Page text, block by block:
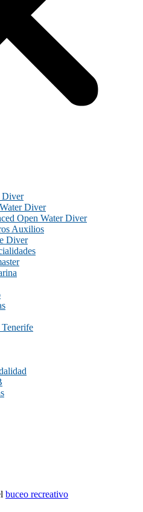
Diver
Diver
Open Water Diver
Auxilios
Diver
buceo recreativo